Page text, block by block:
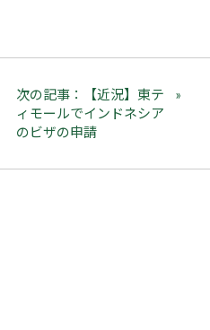
次の記事：【近況】東テ
ィモールでインドネシア
のビザの申請